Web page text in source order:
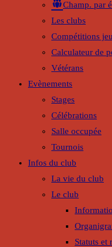
Champ. par
Les clubs
Compétitions
Calculateur de
Vétérans
Evènements
Stages
Célébrations
Salle occupée
Tournois
Infos du club
La vie du club
Le club
Statuts et